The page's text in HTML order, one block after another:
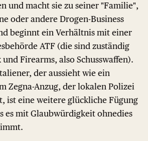
und macht sie zu seiner "Familie",
oder andere Drogen-Business
beginnt ein Verhältnis mit einer
ATF (die sind zuständig
Firearms, also Schusswaffen).
der aussieht wie ein
Zegna-Anzug, der lokalen Polizei
ist eine weitere glückliche Fügung
es mit Glaubwürdigkeit ohnedies